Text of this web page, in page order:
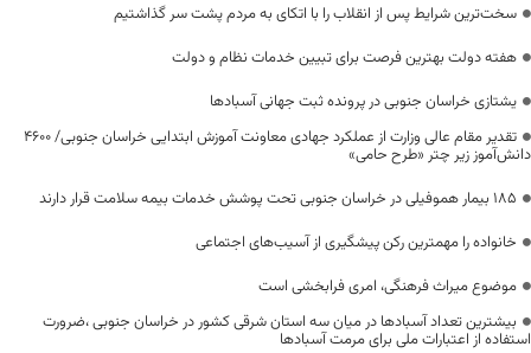
سخت‌ترین شرایط پس از انقلاب را با اتکای به مردم پشت سر گذاشتیم
هفته دولت بهترین فرصت برای تبیین خدمات نظام و دولت
یشتازی خراسان جنوبی در پرونده ثبت جهانی آسبادها
تقدیر مقام عالی وزارت از عملکرد جهادی معاونت آموزش ابتدایی خراسان جنوبی/ ۴۶۰۰
دانش‌آموز زیر چتر «طرح حامی»
۱۸۵ بیمار هموفیلی در خراسان جنوبی تحت پوشش خدمات بیمه سلامت قرار دارند
خانواده را مهمترین رکن پیشگیری از آسیب‌های اجتماعی
موضوع میراث فرهنگی، امری فرابخشی است
بیشترین تعداد آسبادها در میان سه استان شرقی کشور در خراسان جنوبی ،ضرورت
استفاده از اعتبارات ملی برای مرمت آسبادها